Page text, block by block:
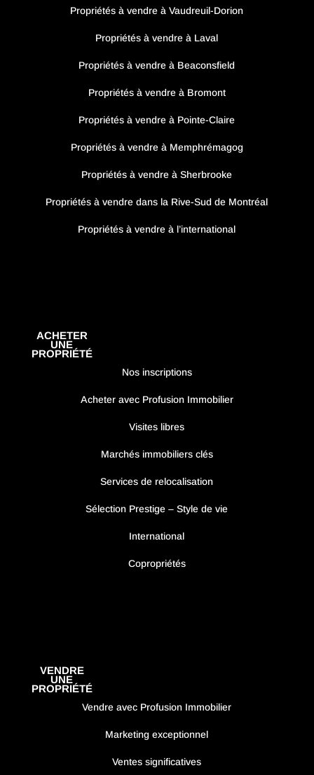
Propriétés à vendre à Vaudreuil-Dorion
Propriétés à vendre à Laval
Propriétés à vendre à Beaconsfield
Propriétés à vendre à Bromont
Propriétés à vendre à Pointe-Claire
Propriétés à vendre à Memphrémagog
Propriétés à vendre à Sherbrooke
Propriétés à vendre dans la Rive-Sud de Montréal
Propriétés à vendre à l’international
ACHETER
UNE
PROPRIÉTÉ
Nos inscriptions
Acheter avec Profusion Immobilier
Visites libres
Marchés immobiliers clés
Services de relocalisation
Sélection Prestige – Style de vie
International
Copropriétés
VENDRE
UNE
PROPRIÉTÉ
Vendre avec Profusion Immobilier
Marketing exceptionnel
Ventes significatives